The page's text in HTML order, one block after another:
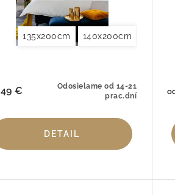
135x200cm 140x200cm
Odosielame od 14-21
prac.dní
49 €
DETAIL